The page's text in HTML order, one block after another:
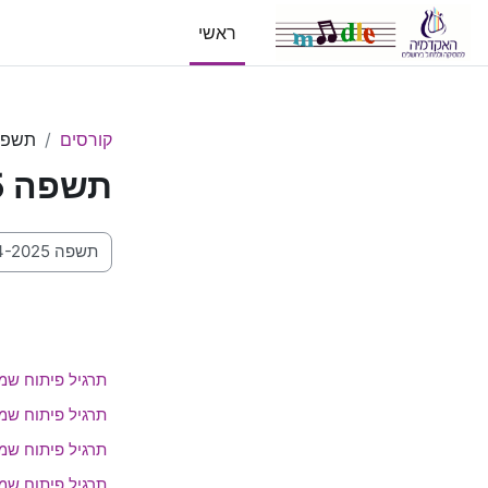
דילוג לתוכן הראשי
ראשי
קורסים תשפה 2024-
תשפה 2024-2025
קטגוריות קורסים
תרגיל פיתוח
תרגיל פיתוח
תרגיל פיתוח
תרגיל פיתוח